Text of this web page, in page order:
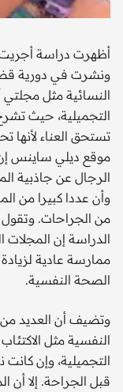
أظهرت دراسة أجريت
ونشرت في دورية
النسائية مثل مجلتي
التجميلية، حيث
تستحق العناء
موقع ديلي ساينس إن
الرجال عن جاذبية
وأن عددا كبيرا من
من الجراحات. وتقول
الدراسة إن المجلات
ممارسة عادية
الصحة النفسية.
وتضيف أن العديد من
النفسية مثل
التجميلية، وإن
قبل الجراحة. إلا أن